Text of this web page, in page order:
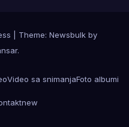
Theme: Newsbulk by
.
Video sa snimanjaFoto albumi
new